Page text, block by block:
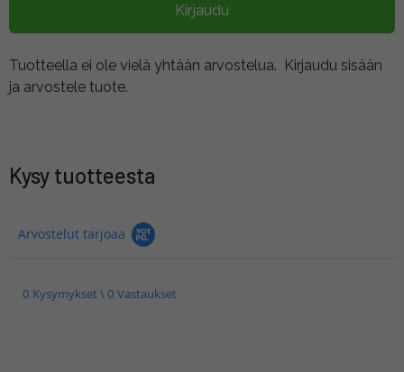
Kirjaudu
Tuotteella ei ole vielä yhtään arvostelua. Kirjaudu sisään
ja arvostele tuote.
Kysy tuotteesta
Arvostelut tarjoaa
0 Kysymykset \ 0 Vastaukset